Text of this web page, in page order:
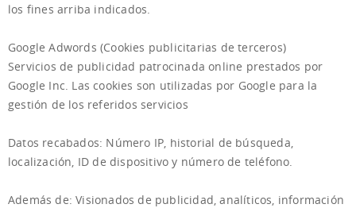
los fines arriba indicados.
Google Adwords (Cookies publicitarias de terceros)
Servicios de publicidad patrocinada online prestados por
Google Inc. Las cookies son utilizadas por Google para la
gestión de los referidos servicios
Datos recabados: Número IP, historial de búsqueda,
localización, ID de dispositivo y número de teléfono.
Además de: Visionados de publicidad, analíticos, información